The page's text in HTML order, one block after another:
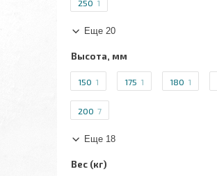
250 1
Еще 20
Высота, мм
150 1 175 1 180 1
200 7
Еще 18
Вес (кг)